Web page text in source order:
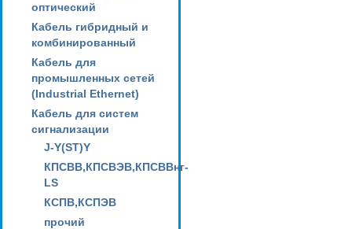
оптический
Кабель гибридный и
комбинированный
Кабель для
промышленных сетей
(Industrial Ethernet)
Кабель для систем
сигнализации
J-Y(ST)Y
КПСВВ,КПСВЭВ,КПСВВнг-
LS
КСПВ,КСПЭВ
прочий